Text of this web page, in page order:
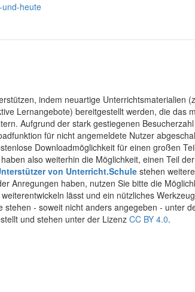
und-heute
indem neuartige Unterrichtsmaterialien
Lernangebote) bereitgestellt werden, die das
Aufgrund der stark gestiegenen
für nicht angemeldete Nutzer
Downloadmöglichkeit für einen großen
also weiterhin die Möglichkeit, einen Teil der
von Unterricht.Schule stehen weitere
Anregungen haben, nutzen Sie bitte die
lässt und ein nützliches
- soweit nicht anders angegeben - unter
und stehen unter der Lizenz CC BY 4.0.